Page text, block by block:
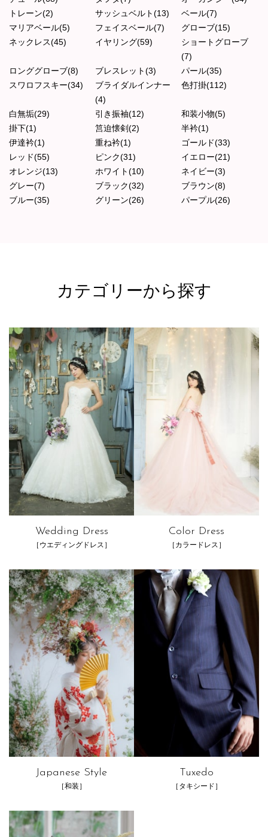
トレーン(2)
サッシュベルト(13)
ベール(7)
マリアベール(5)
フェイスベール(7)
グローブ(15)
ネックレス(45)
イヤリング(59)
ショートグローブ
(7)
ロンググローブ(8)
ブレスレット(3)
パール(35)
スワロフスキー(34)
ブライダルインナー
(4)
色打掛(112)
白無垢(29) 引き振袖(12)
和装小物(5)
掛下(1)
筥迫懐剣(2)
半衿(1)
伊達衿(1)
重ね衿(1)
ゴールド(33)
レッド(55)
ピンク(31)
イエロー(21)
オレンジ(13)
ホワイト(10)
ネイビー(3)
グレー(7)
ブラック(32)
ブラウン(8)
ブルー(35)
グリーン(26) パープル(26)
カテゴリーから探す
Wedding Dress
［ウエディングドレス］
Color Dress
［カラードレス］
Japanese Style
［和装］
Tuxedo
［タキシード］